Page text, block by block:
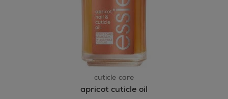
cuticle care
apricot cuticle oil